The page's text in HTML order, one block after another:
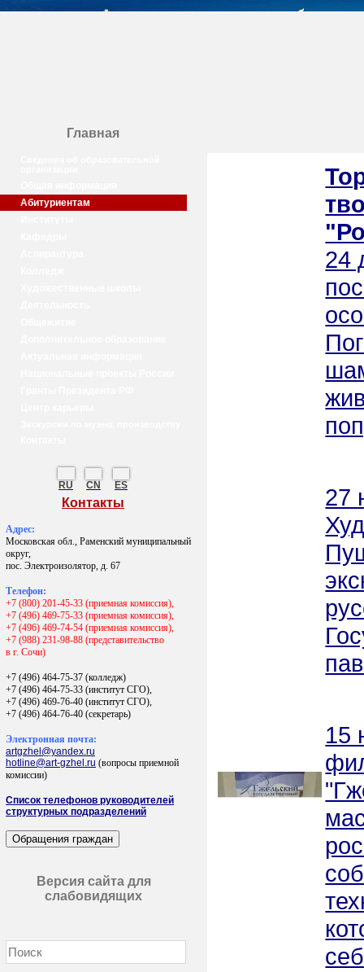
Главная
Абитуриентам
RU CN ES
Контакты
Адрес:
Московская обл., Раменский муниципальный
округ,
пос. Электроизолятор, д. 67
Телефон:
+7 (800) 201-45-33 (приемная комиссия),
+7 (496) 469-75-33 (приемная комиссия),
+7 (496) 469-74-54 (приемная комиссия),
+7 (988) 231-98-88 (представительство
в г. Сочи)
+7 (496) 464-75-37 (колледж)
+7 (496) 464-75-33 (институт СГО),
+7 (496) 469-76-40 (институт СГО),
+7 (496) 464-76-40 (секретарь)
Электронная почта:
artgzhel@yandex.ru
hotline@art-gzhel.ru (вопросы приемной
комиссии)
Список телефонов руководителей
структурных подразделений
Версия сайта для
слабовидящих
24
27
15